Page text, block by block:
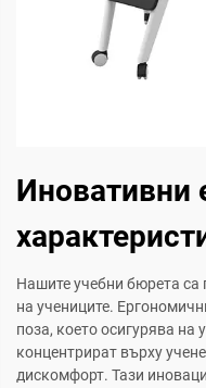
Иновативни
Нашите учебни бюрета са
на учениците.
поза, което осигурява на
концентрират върху
дискомфорт. Тази